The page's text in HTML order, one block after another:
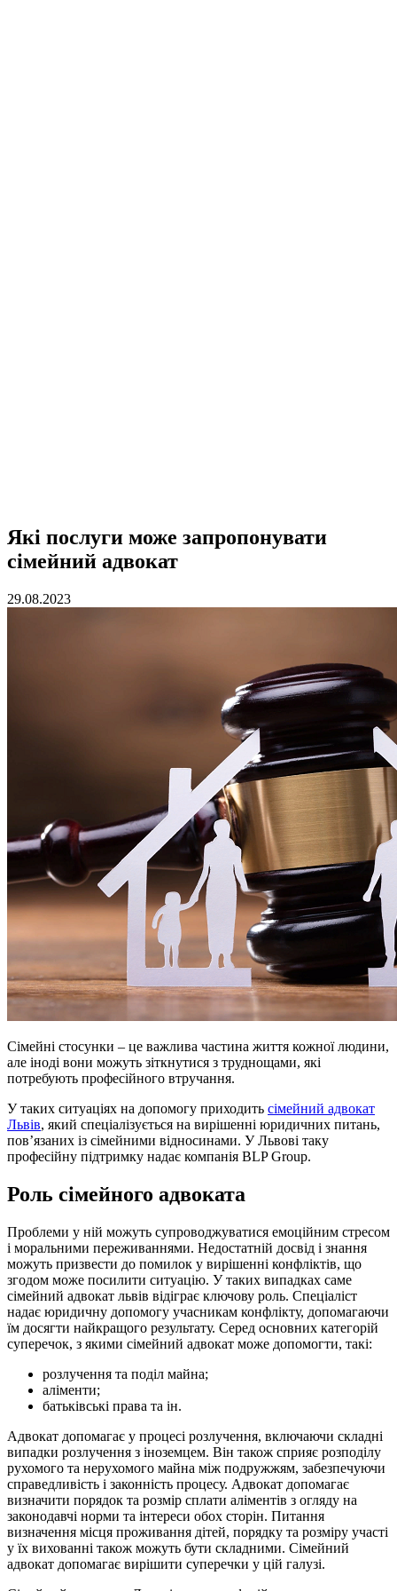
Які послуги може запропонувати
сімейний адвокат
29.08.2023
Сімейні стосунки – це важлива частина життя кожної людини,
але іноді вони можуть зіткнутися з труднощами, які
потребують професійного втручання.
У таких ситуаціях на допомогу приходить сімейний адвокат
Львів, який спеціалізується на вирішенні юридичних питань,
пов’язаних із сімейними відносинами. У Львові таку
професійну підтримку надає компанія BLP Group.
Роль сімейного адвоката
Проблеми у ній можуть супроводжуватися емоційним стресом
і моральними переживаннями. Недостатній досвід і знання
можуть призвести до помилок у вирішенні конфліктів, що
згодом може посилити ситуацію. У таких випадках саме
сімейний адвокат львів відіграє ключову роль. Спеціаліст
надає юридичну допомогу учасникам конфлікту, допомагаючи
їм досягти найкращого результату. Серед основних категорій
суперечок, з якими сімейний адвокат може допомогти, такі:
розлучення та поділ майна;
аліменти;
батьківські права та ін.
Адвокат допомагає у процесі розлучення, включаючи складні
випадки розлучення з іноземцем. Він також сприяє розподілу
рухомого та нерухомого майна між подружжям, забезпечуючи
справедливість і законність процесу. Адвокат допомагає
визначити порядок та розмір сплати аліментів з огляду на
законодавчі норми та інтереси обох сторін. Питання
визначення місця проживання дітей, порядку та розміру участі
у їх вихованні також можуть бути складними. Сімейний
адвокат допомагає вирішити суперечки у цій галузі.